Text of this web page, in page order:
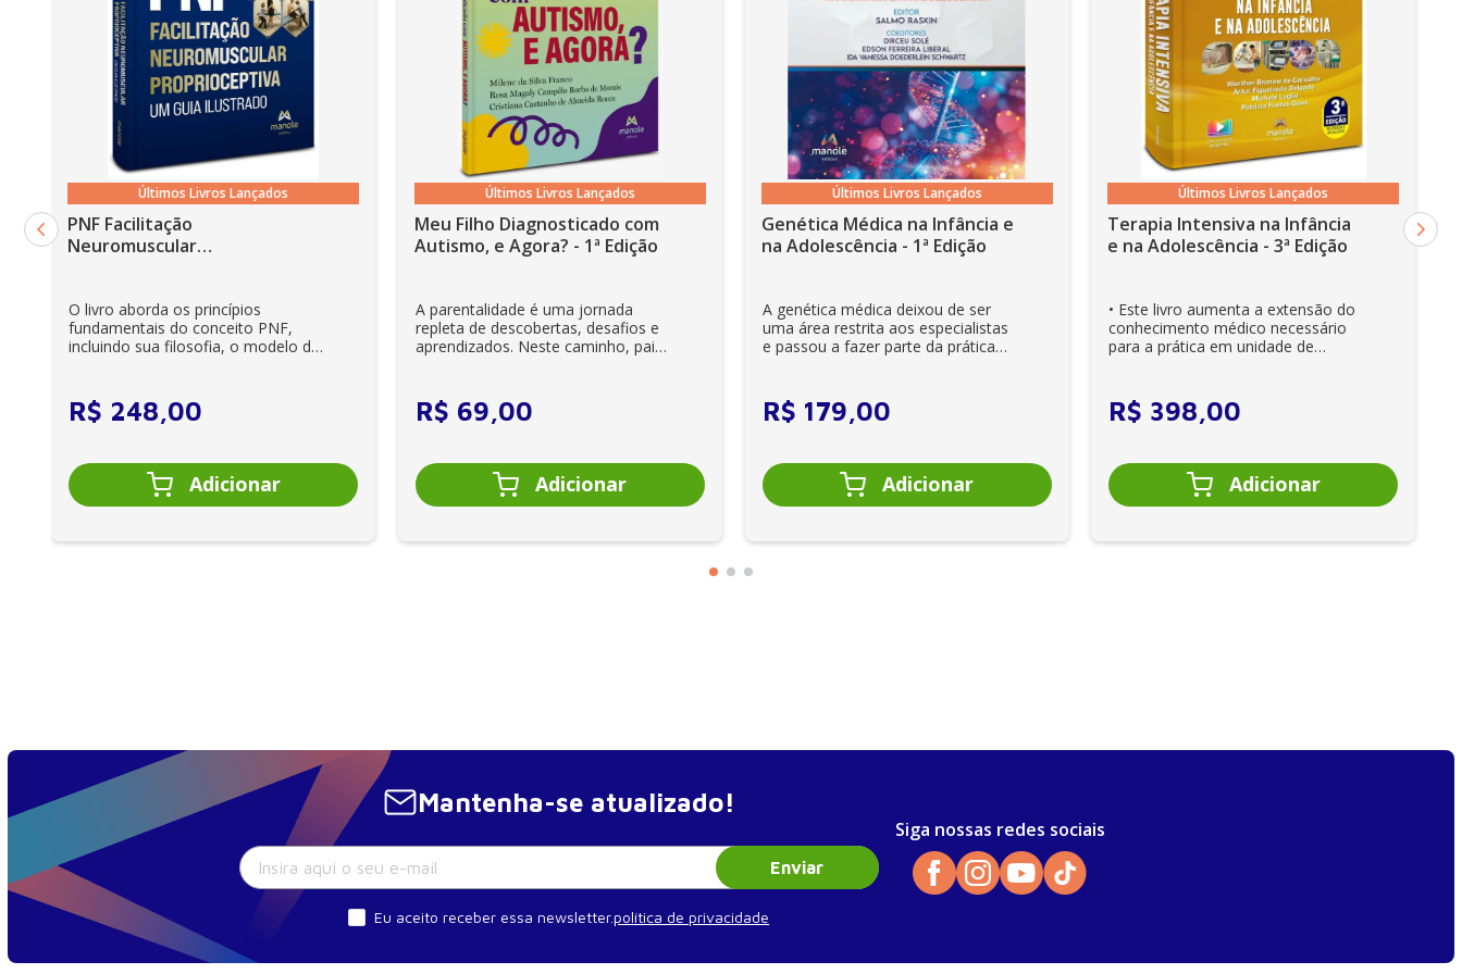
Últimos Livros Lançados
PNF Facilitação
Neuromuscular
O livro aborda os princípios
fundamentais do conceito PNF,
incluindo sua filosofia, o modelo da
R$ 248,00
Últimos Livros Lançados
Meu Filho Diagnosticado com
Autismo, e Agora? - 1ª Edição
A parentalidade é uma jornada
repleta de descobertas, desafios e
aprendizados. Neste caminho, pais
R$ 69,00
Últimos Livros Lançados
Genética Médica na Infância e
na Adolescência - 1ª Edição
A genética médica deixou de ser
uma área restrita aos especialistas
e passou a fazer parte da prática
R$ 179,00
Últimos Livros Lançados
Terapia Intensiva na Infância
e na Adolescência - 3ª Edição
• Este livro aumenta a extensão do
conhecimento médico necessário
para a prática em unidade de
R$ 398,00
Mantenha-se atualizado!
Enviar
Eu aceito receber essa newsletter.política de privacidade
Siga nossas redes sociais